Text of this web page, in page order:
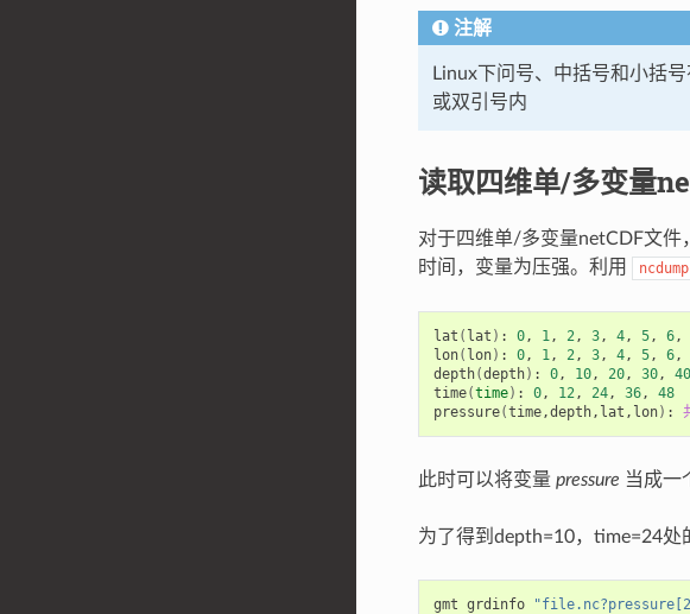
注解
Linux下问号、中括号和小括
或双引号内
读取四维单/多变量
对于四维单/多变量netCDF文件
时间，变量为压强。利用
ncdump
lat ( lat ) : 0, 1 , 2 , 3, 4, 5, 6,
lon( lon) : 0, 1 , 2 , 3, 4, 5, 6,
depth(depth) : 0, 10, 20, 30, 40
time(time) : 0, 12 , 24, 36, 48
pressure(time,depth,lat,lon) :
此时可以将变量 pressure 当成一
为了得到depth=10，time=24处
gmt grdinfo